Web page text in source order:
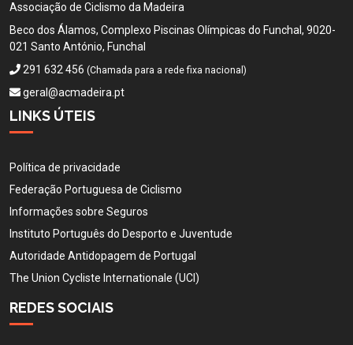
Associação de Ciclismo da Madeira
Beco dos Álamos, Complexo Piscinas Olímpicas do Funchal, 9020-
021 Santo António, Funchal
291 632 456 (Chamada para a rede fixa nacional)
geral@acmadeira.pt
LINKS ÚTEIS
Política de privacidade
Federação Portuguesa de Ciclismo
Informações sobre Seguros
Instituto Português do Desporto e Juventude
Autoridade Antidopagem de Portugal
The Union Cycliste Internationale (UCI)
REDES SOCIAIS